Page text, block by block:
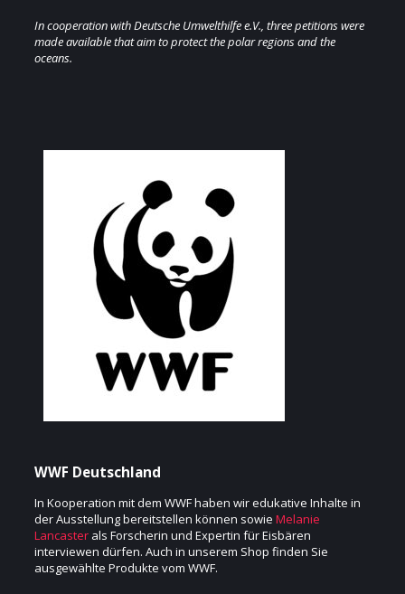
In cooperation with Deutsche Umwelthilfe e.V., three petitions were
made available that aim to protect the polar regions and the
oceans.
WWF Deutschland
In Kooperation mit dem WWFhaben wir edukative Inhalte in
der Ausstellung bereitstellen können sowie Melanie
Lancaster als Forscherin und Expertin für Eisbären
interviewen dürfen. Auch in unserem Shop finden Sie
ausgewählte Produkte vom WWF.